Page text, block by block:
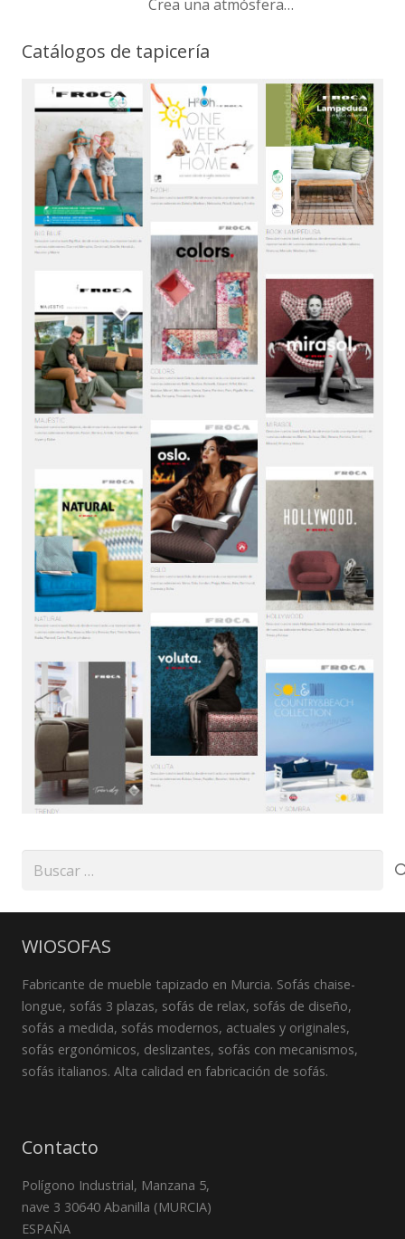
Crea una atmósfera…
Catálogos de tapicería
Buscar:
WIOSOFAS
Fabricante de mueble tapizado en Murcia. Sofás chaise-
longue, sofás 3 plazas, sofás de relax, sofás de diseño,
sofás a medida, sofás modernos, actuales y originales,
sofás ergonómicos, deslizantes, sofás con mecanismos,
sofás italianos. Alta calidad en fabricación de sofás.
Contacto
Polígono Industrial, Manzana 5,
nave 3 30640 Abanilla (MURCIA)
ESPAÑA